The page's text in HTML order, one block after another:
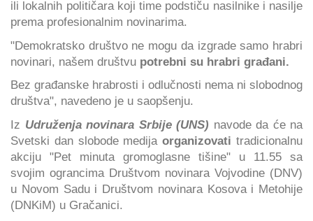
ili lokalnih političara koji time podstiču nasilnike i nasilje
prema profesionalnim novinarima.
"Demokratsko društvo ne mogu da izgrade samo hrabri
novinari, našem društvu potrebni su hrabri građani.
Bez građanske hrabrosti i odlučnosti nema ni slobodnog
društva", navedeno je u saopšenju.
Iz Udruženja novinara Srbije (UNS) navode da će na
Svetski dan slobode medijaorganizovati tradicionalnu
akciju "Pet minuta gromoglasne tišine" u 11.55 sa
svojim ograncima Društvom novinara Vojvodine (DNV)
u Novom Sadu i Društvom novinara Kosova i Metohije
(DNKiM) u Gračanici.